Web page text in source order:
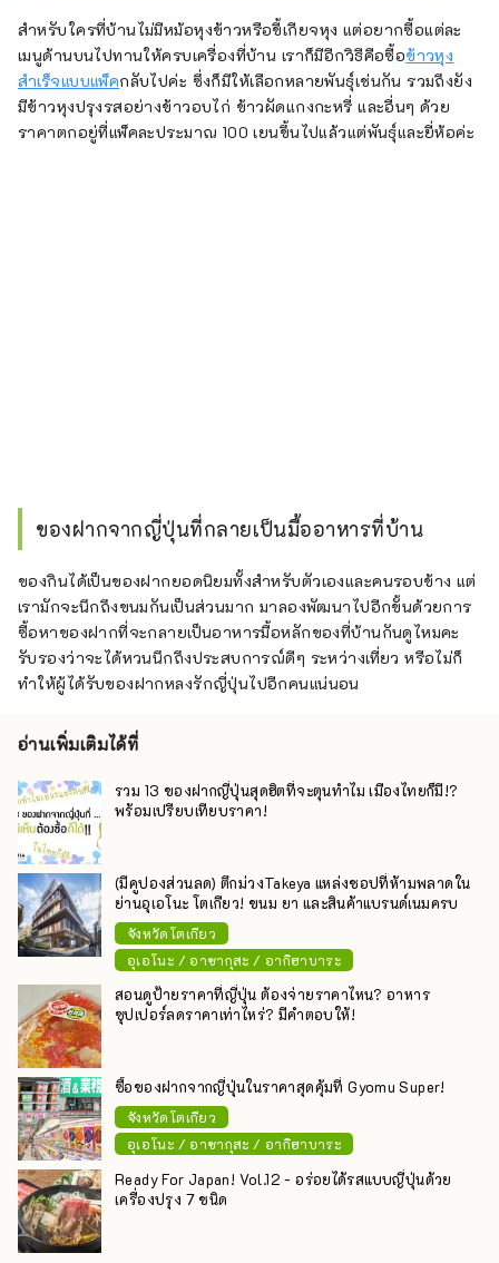
สำหรับใครที่บ้านไม่มีหม้อหุงข้าวหรือขี้เกียจหุง แต่อยากซื้อแต่ละ
เมนูด้านบนไปทานให้ครบเครื่องที่บ้าน เราก็มีอีกวิธีคือซื้อข้าวหุง
สำเร็จแบบแพ็คกลับไปค่ะ ซึ่งก็มีให้เลือกหลายพันธุ์เช่นกัน รวมถึงยัง
มีข้าวหุงปรุงรสอย่างข้าวอบไก่ ข้าวผัดแกงกะหรี่ และอื่นๆ ด้วย
ราคาตกอยู่ที่แพ็คละประมาณ 100 เยนขึ้นไปแล้วแต่พันธุ์และยี่ห้อค่ะ
ของฝากจากญี่ปุ่นที่กลายเป็นมื้ออาหารที่บ้าน
ของกินได้เป็นของฝากยอดนิยมทั้งสำหรับตัวเองและคนรอบข้าง แต่
เรามักจะนึกถึงขนมกันเป็นส่วนมาก มาลองพัฒนาไปอีกขั้นด้วยการ
ซื้อหาของฝากที่จะกลายเป็นอาหารมื้อหลักของที่บ้านกันดูไหมคะ
รับรองว่าจะได้หวนนึกถึงประสบการณ์ดีๆ ระหว่างเที่ยว หรือไม่ก็
ทำให้ผู้ได้รับของฝากหลงรักญี่ปุ่นไปอีกคนแน่นอน
อ่านเพิ่มเติมได้ที่
รวม 13 ของฝากญี่ปุ่นสุดฮิตที่จะตุนทำไม เมืองไทยก็มี!?
พร้อมเปรียบเทียบราคา!
(มีคูปองส่วนลด) ตึกม่วงTakeya แหล่งชอปที่ห้ามพลาดใน
ย่านอุเอโนะ โตเกียว! ขนม ยา และสินค้าแบรนด์เนมครบ
จังหวัดโตเกียว
อุเอโนะ / อาซากุสะ / อากิฮาบาระ
สอนดูป้ายราคาที่ญี่ปุ่น ต้องจ่ายราคาไหน? อาหาร
ซุปเปอร์ลดราคาเท่าไหร่? มีคำตอบให้!
ซื้อของฝากจากญี่ปุ่นในราคาสุดคุ้มที่ Gyomu Super!
จังหวัดโตเกียว
อุเอโนะ / อาซากุสะ / อากิฮาบาระ
Ready For Japan! Vol.12 - อร่อยได้รสแบบญี่ปุ่นด้วย
เครื่องปรุง 7 ชนิด